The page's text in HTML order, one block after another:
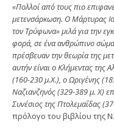
«Πολλοί από τους πιο
μετενσάρκωση. Ο Μάρτυρας
τον Τρύφωνα» μιλά για την
φορά, σε ένα ανθρώπινο
πρέσβευαν την θεωρία της
αυτήν είναι ο Κλήμεντας της
(160-230 μ.Χ.), ο Ωριγένης
Ναζιανζηνός (329-389 μ. Χ)
Συνέσιος της Πτολεμαΐδας
πρόλογο του βιβλίου της